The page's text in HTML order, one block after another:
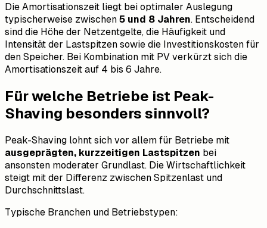
Die Amortisationszeit liegt bei optimaler Auslegung
typischerweise zwischen 5 und 8 Jahren. Entscheidend
sind die Höhe der Netzentgelte, die Häufigkeit und
Intensität der Lastspitzen sowie die Investitionskosten für
den Speicher. Bei Kombination mit PV verkürzt sich die
Amortisationszeit auf 4 bis 6 Jahre.
Für welche Betriebe ist Peak-
Shaving besonders sinnvoll?
Peak-Shaving lohnt sich vor allem für Betriebe mit
ausgeprägten, kurzzeitigen Lastspitzen bei
ansonsten moderater Grundlast. Die Wirtschaftlichkeit
steigt mit der Differenz zwischen Spitzenlast und
Durchschnittslast.
Typische Branchen und Betriebstypen: